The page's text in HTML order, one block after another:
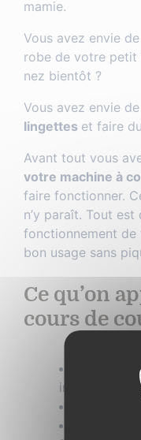
mamie.
Vous avez envie
robe de votre petit
nez bientôt ?
Vous avez envie de
lingettes et faire du
Avant tout vous
votre machine à
faire fonctionner.
n’y paraît. Tout
fonctionnement de
bon usage sans
Ce qu’on
cours de
inférieur ?
Quelle